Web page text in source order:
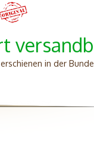
in der